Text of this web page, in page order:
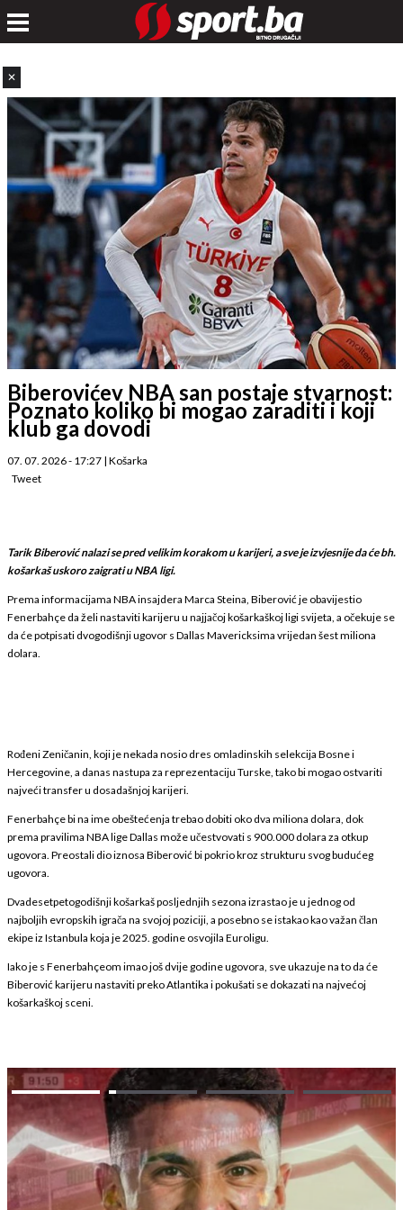
✕
Biberovićev NBA san postaje stvarnost:
Poznato koliko bi mogao zaraditi i koji
klub ga dovodi
07. 07. 2026 - 17:27 | Košarka
Tweet
Tarik Biberović nalazi se pred velikim korakom u karijeri, a sve je izvjesnije da će bh.
košarkaš uskoro zaigrati u NBA ligi.
Prema informacijama NBA insajdera Marca Steina, Biberović je obavijestio
Fenerbahçe da želi nastaviti karijeru u najjačoj košarkaškoj ligi svijeta, a očekuje se
da će potpisati dvogodišnji ugovor s Dallas Mavericksima vrijedan šest miliona
dolara.
Rođeni Zeničanin, koji je nekada nosio dres omladinskih selekcija Bosne i
Hercegovine, a danas nastupa za reprezentaciju Turske, tako bi mogao ostvariti
najveći transfer u dosadašnjoj karijeri.
Fenerbahçe bi na ime obeštećenja trebao dobiti oko dva miliona dolara, dok
prema pravilima NBA lige Dallas može učestvovati s 900.000 dolara za otkup
ugovora. Preostali dio iznosa Biberović bi pokrio kroz strukturu svog budućeg
ugovora.
Dvadesetpetogodišnji košarkaš posljednjih sezona izrastao je u jednog od
najboljih evropskih igrača na svojoj poziciji, a posebno se istakao kao važan član
ekipe iz Istanbula koja je 2025. godine osvojila Euroligu.
Iako je s Fenerbahçeom imao još dvije godine ugovora, sve ukazuje na to da će
Biberović karijeru nastaviti preko Atlantika i pokušati se dokazati na najvećoj
košarkaškoj sceni.